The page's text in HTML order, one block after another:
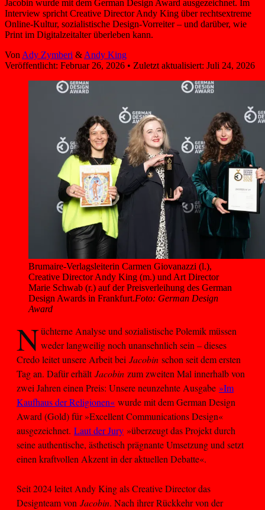
Jacobin wurde mit dem German Design Award ausgezeichnet. Im
Interview spricht Creative Director Andy King über rechtsextreme
Online-Kultur, sozialistische Design-Vorreiter – und darüber, wie
Print im Digitalzeitalter überleben kann.
Von Ady Zymberi & Andy King
Veröffentlicht: Februar 26, 2026 • Zuletzt aktualisiert: Juli 24, 2026
Brumaire-Verlagsleiterin Carmen Giovanazzi (l.),
Creative Director Andy King (m.) und Art Director
Marie Schwab (r.) auf der Preisverleihung des German
Design Awards in Frankfurt.Foto: German Design
Award
Nüchterne Analyse und sozialistische Polemik müssen
weder langweilig noch unansehnlich sein – dieses
Credo leitet unsere Arbeit bei Jacobin schon seit dem ersten
Tag an. Dafür erhältJacobin zum zweiten Mal innerhalb von
zwei Jahren einen Preis: Unsere neunzehnte Ausgabe »Im
Kaufhaus der Religionen« wurde mit dem German Design
Award (Gold) für »Excellent Communications Design«
ausgezeichnet. Laut der Jury »überzeugt das Projekt durch
seine authentische, ästhetisch prägnante Umsetzung und setzt
einen kraftvollen Akzent in der aktuellen Debatte«.
Seit 2024 leitet Andy King als Creative Director das
Designteam von Jacobin. Nach ihrer Rückkehr von der